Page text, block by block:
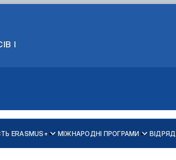
І
ERASMUS+ МІЖНАРОДНІ ПРОГРАМИ